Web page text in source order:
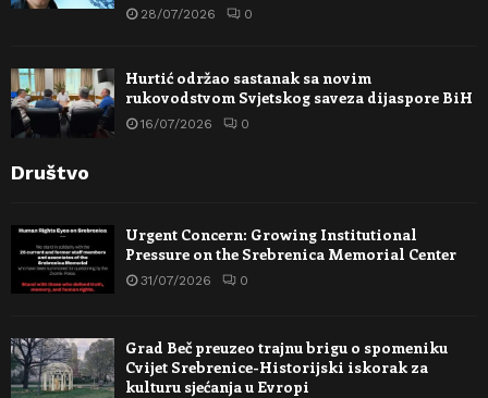
28/07/2026 0
Hurtić održao sastanak sa novim
rukovodstvom Svjetskog saveza dijaspore BiH
16/07/2026 0
Društvo
Urgent Concern: Growing Institutional
Pressure on the Srebrenica Memorial Center
31/07/2026 0
Grad Beč preuzeo trajnu brigu o spomeniku
Cvijet Srebrenice-Historijski iskorak za
kulturu sjećanja u Evropi